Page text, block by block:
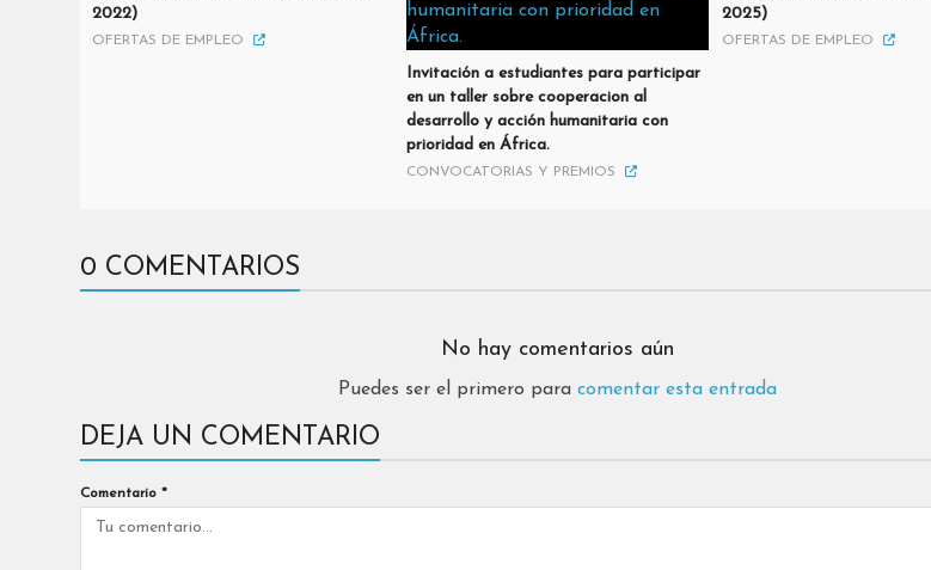
2022)
OFERTAS DE EMPLEO
Invitación a estudiantes para participar
en un taller sobre cooperacion al
desarrollo y acción humanitaria con
prioridad en África.
CONVOCATORIAS Y PREMIOS
2025)
OFERTAS DE EMPLEO
0 COMENTARIOS
No hay comentarios aún
Puedes ser el primero paracomentar esta entrada
DEJA UN COMENTARIO
Comentario *